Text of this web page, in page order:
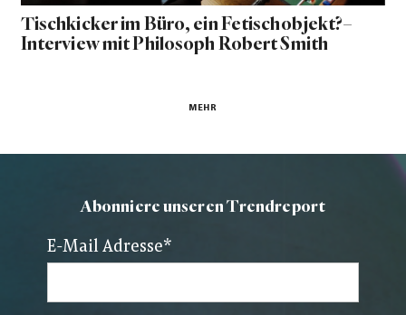
Tischkicker im Büro, ein Fetischobjekt?–
Interview mit Philosoph Robert Smith
MEHR
Abonniere unseren Trendreport
E-Mail Adresse*